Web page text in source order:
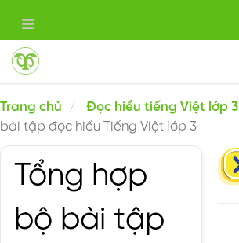
Trang chủ Đọc hiểu tiếng Việt lớp 3
bài tập đọc hiểu Tiếng Việt lớp 3
Tổng hợp
bộ bài tập